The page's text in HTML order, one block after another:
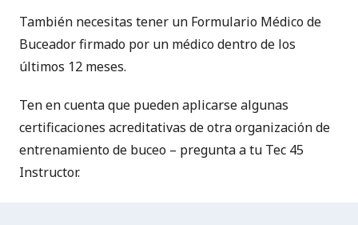
También necesitas tener un Formulario Médico de
Buceadorfirmado por un médico dentro de los
últimos 12 meses.
Ten en cuenta que pueden aplicarse algunas
certificaciones acreditativas de otra organización de
entrenamiento de buceo – pregunta a tu Tec 45
Instructor.